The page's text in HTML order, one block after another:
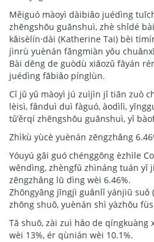
Měiguó màoyì dàibiǎo juédìng
zhēngshōu guānshuì, zhè shǐdé
kǎisèlín·dài (Katherine Tai) bèi
jìnrù yuènán fāngmiàn yǒu
Bài dēng de guòdù xiǎozǔ fāyán
juédìng fābiǎo pínglùn.
Cǐ jǔ yǔ màoyì jú zuìjìn jǐ tiān zuò
lèisì, fǎnduì duì fàguó, àodìlì,
tǔ’ěrqí zhēngshōu guānshuì, yǐ
Zhìkù yùcè yuènán zēngzhǎng
Yóuyú gāi guó chénggōng èzhìle
wěndìng, zhèngfǔ zhìnáng tuán yǐ
zēngzhǎng lǜ dìng wèi 6.46%.
Zhōngyāng jīngjì guǎnlǐ yánjiū suǒ
zhōng shuō, yuènán shì yàzhōu
Tā shuō, zài zuì hǎo de qíngkuàng
wèi 13%, ér qùnián wèi 10.1%.